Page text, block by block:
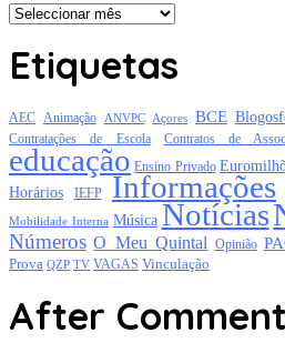
Arquivo
Etiquetas
AEC Animação ANVPC Açores BCE
Contratações de Escola Contratos de
educação Ensino Privado
Horários IEFP Informações
Mobilidade Interna Música Notícias
Números O Meu Quintal Opinião
Prova QZP TV VAGAS Vinculação
After